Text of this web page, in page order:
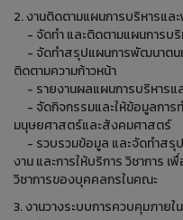
2. งานติดตามแผนการบริหารแ
- จัดทำ และติดตามแผนการบ
- จัดทำสรุปแผนการพัฒนาตน
ติดตามความก้าวหน้า
- รายงานผลแผนการบริหาร
- จัดกิจกรรมและให้ข้อมูลการ
มนุษยศาสตร์และสังคมศาสตร์
- รวบรวมข้อมูล และจัดทำสรุ
งาน และการให้บริการ วิชาการ
วิชาการของบุคคลกรในคณะ
3. งานวางระบบการควบคุมภายใน